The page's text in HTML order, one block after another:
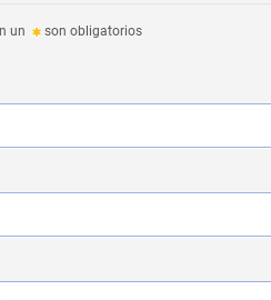
un son obligatorios